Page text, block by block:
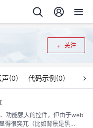
关注
声(0) 代码示例(0)
得很突兀（比如背景是黑